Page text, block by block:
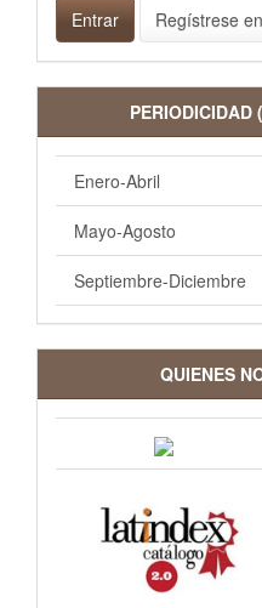
Entrar
Regístrese
PERIODICIDAD
Enero-Abril
Mayo-Agosto
Septiembre-Diciembre
QUIENES